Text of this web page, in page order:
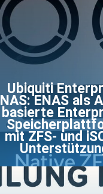
Ubiquiti
NAS: ENAS als
basierte
mit ZFS- und